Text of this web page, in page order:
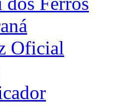
Oficial